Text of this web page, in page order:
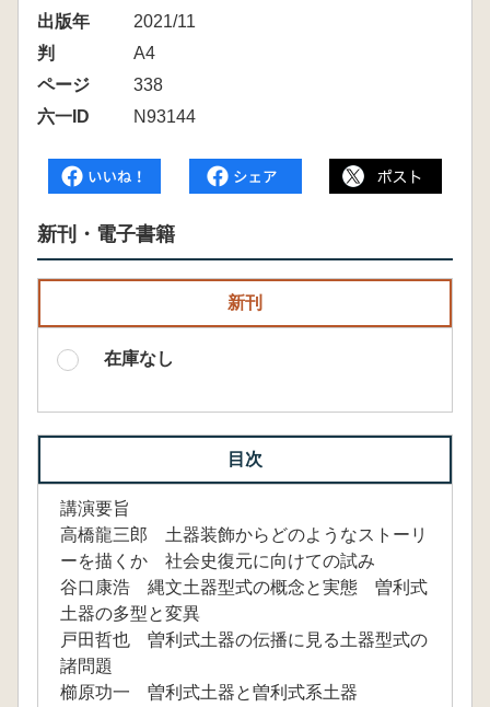
出版年
2021/11
判
A4
ページ
338
六一ID
N93144
新刊・電子書籍
新刊
在庫なし
目次
講演要旨
高橋龍三郎 土器装飾からどのようなストーリ
ーを描くか 社会史復元に向けての試み
谷口康浩 縄文土器型式の概念と実態 曽利式
土器の多型と変異
戸田哲也 曽利式土器の伝播に見る土器型式の
諸問題
櫛原功一 曽利式土器と曽利式系土器